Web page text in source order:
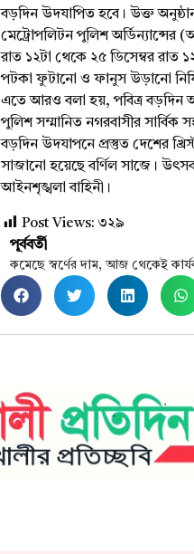
বড়দিন উদযাপিত হবে। উক্ত
মেট্রোপলিটন পুলিশ অর্ডিন্যান্সের
রাত ১২টা থেকে ২৫ ডিসেম্বর রাত
পটকা ফুটানো ও ফানুস উড়ানো
এতে আরও বলা হয়, পবিত্র বড়দিন
পুলিশ সম্মানিত নগরবাসীর সার্বিক
বড়দিন উদযাপনে প্রস্তুত দেশের
সাজানো হয়েছে বর্ণিল সাজে। উৎসব
আইনশৃঙ্খলা বাহিনী।
Post Views: ৩২৯
পূর্ববর্তী
কমেছে স্বর্ণের দাম, আজ থেকেই